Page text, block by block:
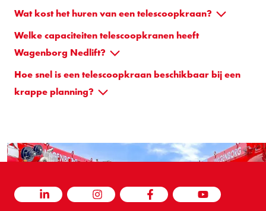
Wat kost het huren van een telescoopkraan?
Welke capaciteiten telescoopkranen heeft
Wagenborg Nedlift?
Hoe snel is een telescoopkraan beschikbaar bij een
krappe planning?
LINKEDIN INSTAGRAM FACEBOOK YOUTUBE